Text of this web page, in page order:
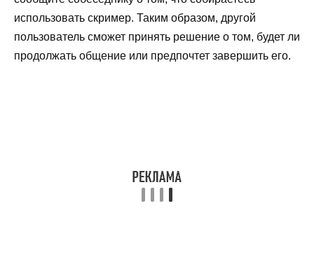
использовать скример. Таким образом, другой
пользователь сможет принять решение о том, будет ли
продолжать общение или предпочтет завершить его.